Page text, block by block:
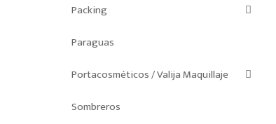
Packing
Paraguas
Portacosméticos / Valija Maquillaje
Sombreros